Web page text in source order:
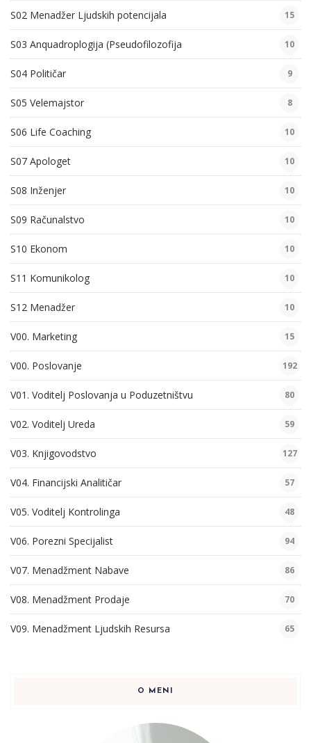
S02 Menadžer Ljudskih potencijala 15
S03 Anquadroplogija (Pseudofilozofija 10
S04 Političar 9
S05 Velemajstor 8
S06 Life Coaching 10
S07 Apologet 10
S08 Inženjer 10
S09 Računalstvo 10
S10 Ekonom 10
S11 Komunikolog 10
S12 Menadžer 10
V00. Marketing 15
V00. Poslovanje 192
V01. Voditelj Poslovanja u Poduzetništvu 80
V02. Voditelj Ureda 59
V03. Knjigovodstvo 127
V04. Financijski Analitičar 57
V05. Voditelj Kontrolinga 48
V06. Porezni Specijalist 94
V07. Menadžment Nabave 86
V08. Menadžment Prodaje 70
V09. Menadžment Ljudskih Resursa 65
O MENI